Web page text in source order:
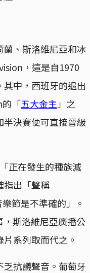
蘭、斯洛維尼亞和冰
，這是自1970
其中，西班牙的退出
「五大金主 」之
決賽便可直接晉級
「正在發生的種族滅
指出「聲稱
節是不準確的」。
，斯洛維尼亞廣播公
片系列取而代之。
抗議聲音。葡萄牙